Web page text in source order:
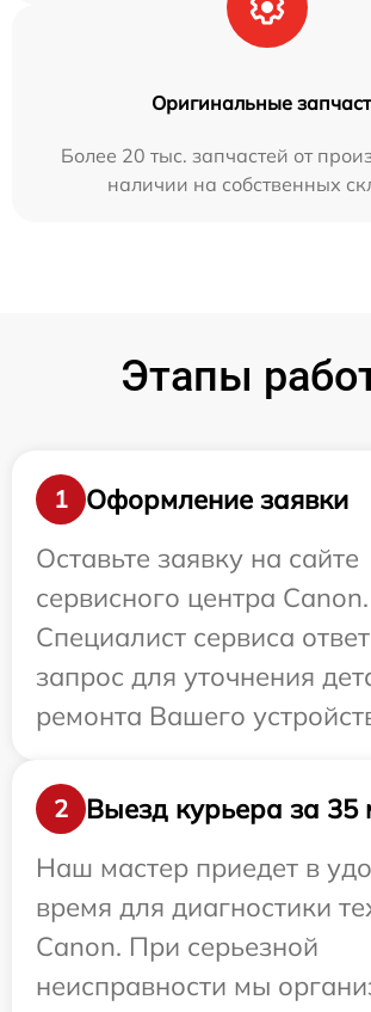
Оригинальные
Более 20 тыс. запчастей от
наличии на собственных
Этапы
1
Оформление заявки
Оставьте заявку на сайте
сервисного центра Canon.
Специалист сервиса
запрос для уточнения
ремонта Вашего
2
Выезд курьера за 35
Наш мастер приедет в
время для диагностики
Canon. При серьезной
неисправности мы